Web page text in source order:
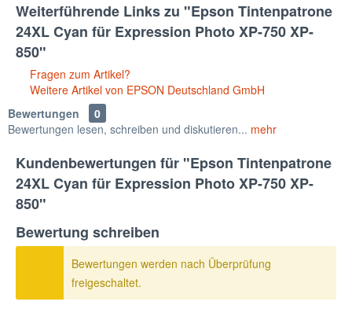
Weiterführende Links zu "Epson Tintenpatrone
24XL Cyan für Expression Photo XP-750 XP-
850"
Fragen zum Artikel?
Weitere Artikel von EPSON Deutschland GmbH
Bewertungen
0
Bewertungen lesen, schreiben und diskutieren... mehr
Kundenbewertungen für "Epson Tintenpatrone
24XL Cyan für Expression Photo XP-750 XP-
850"
Bewertung schreiben
Bewertungen werden nach Überprüfung
freigeschaltet.